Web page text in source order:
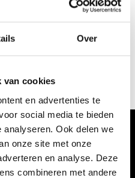
Over
van cookies
en advertenties te
social media te bieden
Ook delen we
onze site met onze
en analyse. Deze
combineren met andere
jij genieten van warme
gedurende de nacht,
wordt. Dat is toch heerlijk?
ontwikkelingen via